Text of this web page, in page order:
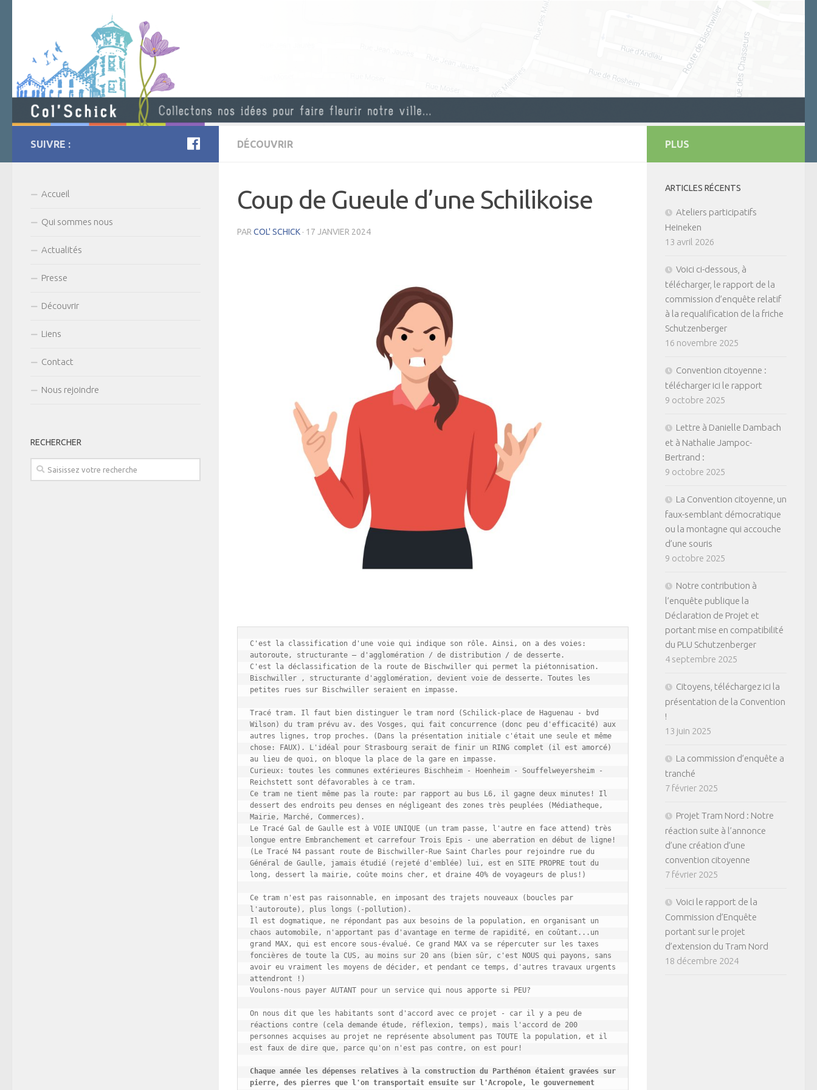
DÉCOUVRIR
Coup de Gueule d’une Schilikoise
PAR COL' SCHICK · 17 JANVIER 2024
C'est la classification d'une voie qui indique son rôle. Ainsi, on a des voies:
autoroute, structurante – d'agglomération / de distribution / de desserte.
C'est la déclassification de la route de Bischwiller qui permet la piétonnisation.
Bischwiller , structurante d'agglomération, devient voie de desserte. Toutes les
petites rues sur Bischwiller seraient en impasse.
Tracé tram. Il faut bien distinguer le tram nord (Schilick-place de Haguenau - bvd
Wilson) du tram prévu av. des Vosges, qui fait concurrence (donc peu d'efficacité) aux
autres lignes, trop proches. (Dans la présentation initiale c'était une seule et même
chose: FAUX). L'idéal pour Strasbourg serait de finir un RING complet (il est amorcé)
au lieu de quoi, on bloque la place de la gare en impasse.
Curieux: toutes les communes extérieures Bischheim - Hoenheim - Souffelweyersheim -
Reichstett sont défavorables à ce tram.
Ce tram ne tient même pas la route: par rapport au bus L6, il gagne deux minutes! Il
dessert des endroits peu denses en négligeant des zones très peuplées (Médiatheque,
Mairie, Marché, Commerces).
Le Tracé Gal de Gaulle est à VOIE UNIQUE (un tram passe, l'autre en face attend) très
longue entre Embranchement et carrefour Trois Epis - une aberration en début de ligne!
(Le Tracé N4 passant route de Bischwiller-Rue Saint Charles pour rejoindre rue du
Général de Gaulle, jamais étudié (rejeté d'emblée) lui, est en SITE PROPRE tout du
long, dessert la mairie, coûte moins cher, et draine 40% de voyageurs de plus!)
Ce tram n'est pas raisonnable, en imposant des trajets nouveaux (boucles par
l'autoroute), plus longs (-pollution).
Il est dogmatique, ne répondant pas aux besoins de la population, en organisant un
chaos automobile, n'apportant pas d'avantage en terme de rapidité, en coûtant...un
grand MAX, qui est encore sous-évalué. Ce grand MAX va se répercuter sur les taxes
foncières de toute la CUS, au moins sur 20 ans (bien sûr, c'est NOUS qui payons, sans
avoir eu vraiment les moyens de décider, et pendant ce temps, d'autres travaux urgents
attendront !)
Voulons-nous payer AUTANT pour un service qui nous apporte si PEU?
On nous dit que les habitants sont d'accord avec ce projet - car il y a peu de
réactions contre (cela demande étude, réflexion, temps), mais l'accord de 200
personnes acquises au projet ne représente absolument pas TOUTE la population, et il
est faux de dire que, parce qu'on n'est pas contre, on est pour!
Chaque année les dépenses relatives à la construction du Parthénon étaient gravées sur
pierre, des pierres que l'on transportait ensuite sur l'Acropole, le gouvernement
SUIVRE :
Accueil
Qui sommes nous
Actualités
Presse
Découvrir
Liens
Contact
Nous rejoindre
RECHERCHER
PLUS
ARTICLES RÉCENTS
Ateliers participatifs
Heineken
13 avril 2026
Voici ci-dessous, à
télécharger, le rapport de la
commission d’enquête relatif
à la requalification de la friche
Schutzenberger
16 novembre 2025
Convention citoyenne :
télécharger ici le rapport
9 octobre 2025
Lettre à Danielle Dambach
et à Nathalie Jampoc-
Bertrand :
9 octobre 2025
La Convention citoyenne, un
faux-semblant démocratique
ou la montagne qui accouche
d’une souris
9 octobre 2025
Notre contribution à
l’enquête publique la
Déclaration de Projet et
portant mise en compatibilité
du PLU Schutzenberger
4 septembre 2025
Citoyens, téléchargez ici la
présentation de la Convention
!
13 juin 2025
La commission d’enquête a
tranché
7 février 2025
Projet Tram Nord : Notre
réaction suite à l’annonce
d’une création d’une
convention citoyenne
7 février 2025
Voici le rapport de la
Commission d’Enquête
portant sur le projet
d’extension du Tram Nord
18 décembre 2024